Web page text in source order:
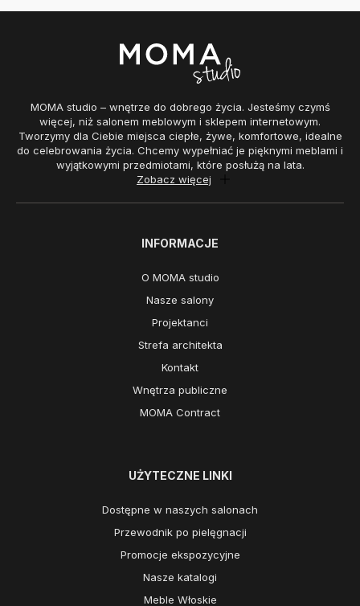
MOMA studio – wnętrze do dobrego życia. Jesteśmy czymś
więcej, niż salonem meblowym i sklepem internetowym.
Tworzymy dla Ciebie miejsca ciepłe, żywe, komfortowe, idealne
do celebrowania życia. Chcemy wypełniać je pięknymi meblami i
wyjątkowymi przedmiotami, które posłużą na lata.
Zobacz więcej
INFORMACJE
O MOMA studio
Nasze salony
Projektanci
Strefa architekta
Kontakt
Wnętrza publiczne
MOMA Contract
UŻYTECZNE LINKI
Dostępne w naszych salonach
Przewodnik po pielęgnacji
Promocje ekspozycyjne
Nasze katalogi
Meble Włoskie